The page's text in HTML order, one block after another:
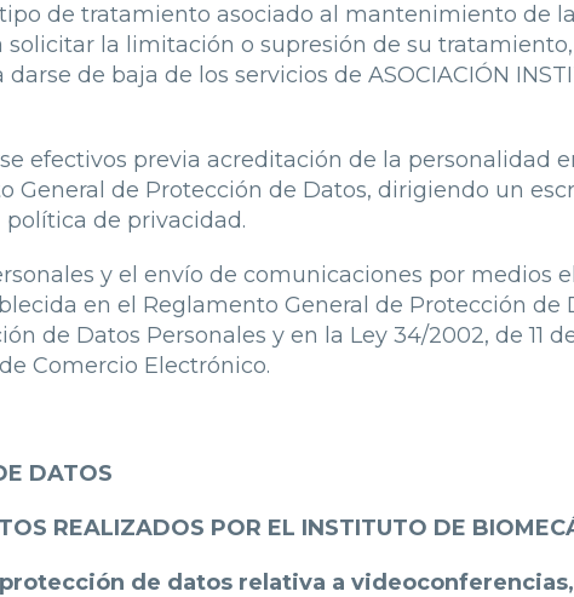
de tratamiento asociado al mantenimiento de
la limitación o supresión de su
de baja de los servicios de ASOCIACIÓN
efectivos previa acreditación de la personalidad
General de Protección de Datos, dirigiendo un
de privacidad.
y el envío de comunicaciones por medios
en el Reglamento General de Protección de
de Datos Personales y en la Ley 34/2002, de 11
Comercio Electrónico.
DATOS
REALIZADOS POR EL INSTITUTO DE
de datos relativa a